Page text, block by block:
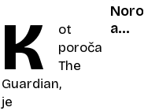
K
ot
poroča
The
Guardian,
je
– jih
delate
Noro,
a